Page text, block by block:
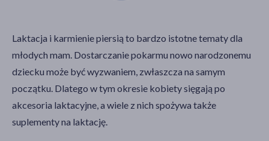
Laktacja i karmienie piersią to bardzo istotne tematy dla
młodych mam. Dostarczanie pokarmu nowo narodzonemu
dziecku może być wyzwaniem, zwłaszcza na samym
początku. Dlatego w tym okresie kobiety sięgają po
akcesoria laktacyjne, a wiele z nich spożywa także
suplementy na laktację.